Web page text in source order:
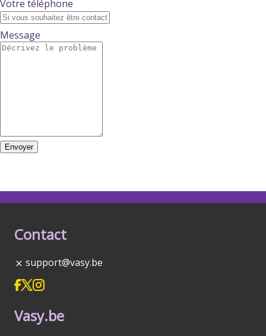
Votre téléphone
Message
Envoyer
Contact
support@vasy.be
Vasy.be